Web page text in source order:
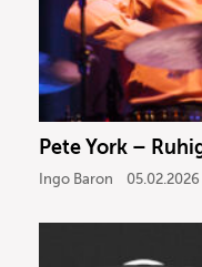
Pete York –
Ingo Baron 05.02.2026